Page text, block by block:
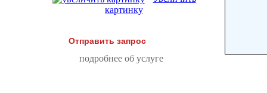
картинку
Отправить запрос
подробнее об услуге